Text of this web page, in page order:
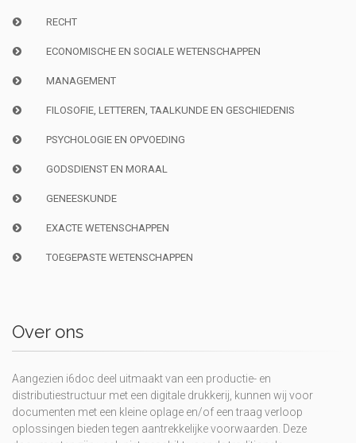
RECHT
ECONOMISCHE EN SOCIALE WETENSCHAPPEN
MANAGEMENT
FILOSOFIE, LETTEREN, TAALKUNDE EN GESCHIEDENIS
PSYCHOLOGIE EN OPVOEDING
GODSDIENST EN MORAAL
GENEESKUNDE
EXACTE WETENSCHAPPEN
TOEGEPASTE WETENSCHAPPEN
Over ons
Aangezien i6doc deel uitmaakt van een productie- en
distributiestructuur met een digitale drukkerij, kunnen wij voor
documenten met een kleine oplage en/of een traag verloop
oplossingen bieden tegen aantrekkelijke voorwaarden. Deze